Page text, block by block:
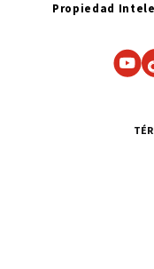
Propiedad